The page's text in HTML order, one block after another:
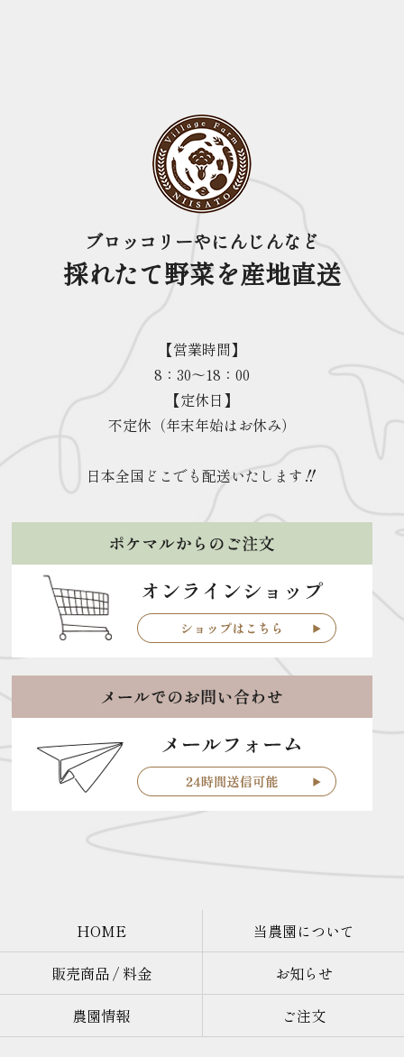
ブロッコリーやにんじんなど
採れたて野菜を産地直送
【営業時間】
8：30～18：00
【定休日】
不定休（年末年始はお休み）
日本全国どこでも配送いたします‼
HOME
当農園について
販売商品 / 料金
お知らせ
農園情報
ご注文